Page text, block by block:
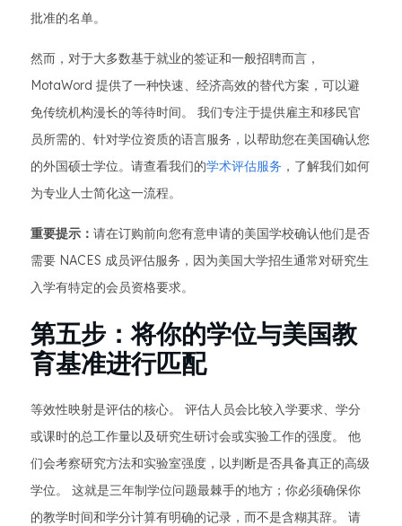
批准的名单。
然而，对于大多数基于就业的签证和一般招聘而言，
MotaWord 提供了一种快速、经济高效的替代方案，可以避
免传统机构漫长的等待时间。 我们专注于提供雇主和移民官
员所需的、针对学位资质的语言服务，以帮助您在美国确认您
的外国硕士学位。请查看我们的学术评估服务 ，了解我们如何
为专业人士简化这一流程。
重要提示： 请在订购前向您有意申请的美国学校确认他们是否
需要 NACES 成员评估服务，因为美国大学招生通常对研究生
入学有特定的会员资格要求。
第五步：将你的学位与美国教
育基准进行匹配
等效性映射是评估的核心。 评估人员会比较入学要求、学分
或课时的总工作量以及研究生研讨会或实验工作的强度。 他
们会考察研究方法和实验室强度，以判断是否具备真正的高级
学位。 这就是三年制学位问题最棘手的地方；你必须确保你
的教学时间和学分计算有明确的记录，而不是含糊其辞。 请